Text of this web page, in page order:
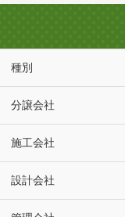
種別
分譲会社
施工会社
設計会社